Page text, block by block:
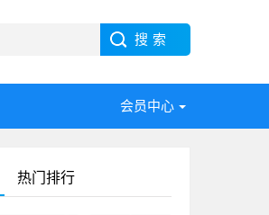
会员中心
热门排行